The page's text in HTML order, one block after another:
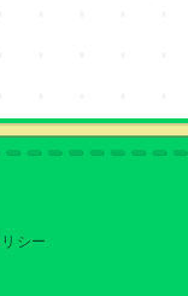
シー